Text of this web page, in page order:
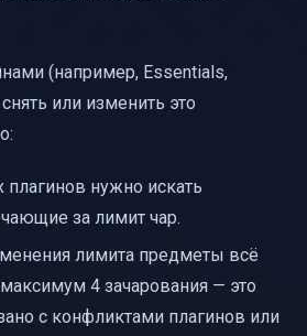
(например, Essentials,
или изменить это
плагинов нужно искать
за лимит чар.
лимита предметы всё
4 зачарования — это
с конфликтами плагинов или